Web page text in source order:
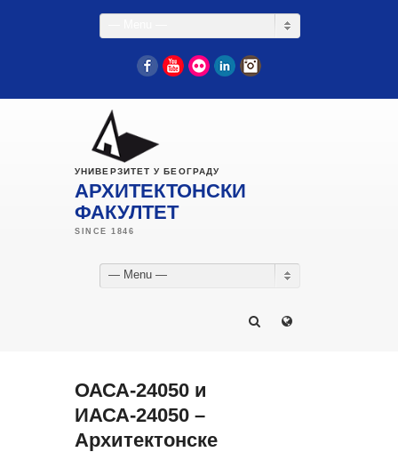
FacebookYouTube
Flickr LinkedIn
УНИВЕРЗИТЕТ У БЕОГРАДУ
АРХИТЕКТОНСКИ
ФАКУЛТЕТ
— Menu —
ОАСА-24050 и
ИАСА-24050 –
Архитектонске